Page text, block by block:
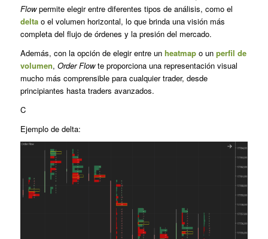
Flowpermite elegir entre diferentes tipos de análisis, como el
deltao el volumen horizontal, lo que brinda una visión más
completa del flujo de órdenes y la presión del mercado.
Además, con la opción de elegir entre un heatmapo un perfil de
volumen, Order Flowte proporciona una representación visual
mucho más comprensible para cualquier trader, desde
principiantes hasta traders avanzados.
C
Ejemplo de delta: